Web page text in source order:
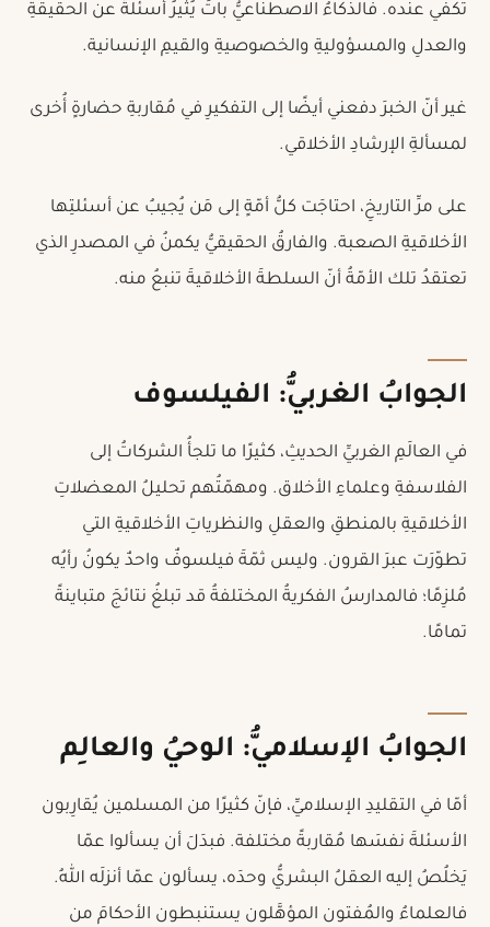
تكفي عنده. فالذكاءُ الاصطناعيُّ باتَ يُثيرُ أسئلةً عن الحقيقةِ
والعدلِ والمسؤوليةِ والخصوصيةِ والقيمِ الإنسانية.
غير أنّ الخبرَ دفعني أيضًا إلى التفكيرِ في مُقاربةِ حضارةٍ أُخرى
لمسألةِ الإرشادِ الأخلاقي.
على مرِّ التاريخِ، احتاجَت كلُّ أمّةٍ إلى مَن يُجيبُ عن أسئلتِها
الأخلاقيةِ الصعبة. والفارقُ الحقيقيُّ يكمنُ في المصدرِ الذي
تعتقدُ تلك الأمّةُ أنّ السلطةَ الأخلاقيةَ تنبعُ منه.
الجوابُ الغربيُّ: الفيلسوف
في العالَمِ الغربيِّ الحديثِ، كثيرًا ما تلجأُ الشركاتُ إلى
الفلاسفةِ وعلماءِ الأخلاق. ومهمّتُهم تحليلُ المعضلاتِ
الأخلاقيةِ بالمنطقِ والعقلِ والنظرياتِ الأخلاقيةِ التي
تطوّرَت عبرَ القرون. وليس ثمّةَ فيلسوفٌ واحدٌ يكونُ رأيُه
مُلزِمًا؛ فالمدارسُ الفكريةُ المختلفةُ قد تبلغُ نتائجَ متباينةً
تمامًا.
الجوابُ الإسلاميُّ: الوحيُ والعالِم
أمّا في التقليدِ الإسلاميِّ، فإنّ كثيرًا من المسلمين يُقارِبون
الأسئلةَ نفسَها مُقاربةً مختلفة. فبدَلَ أن يسألوا عمّا
يَخلُصُ إليه العقلُ البشريُّ وحدَه، يسألون عمّا أنزلَه اللهُ.
فالعلماءُ والمُفتون المؤهَّلون يستنبطون الأحكامَ من